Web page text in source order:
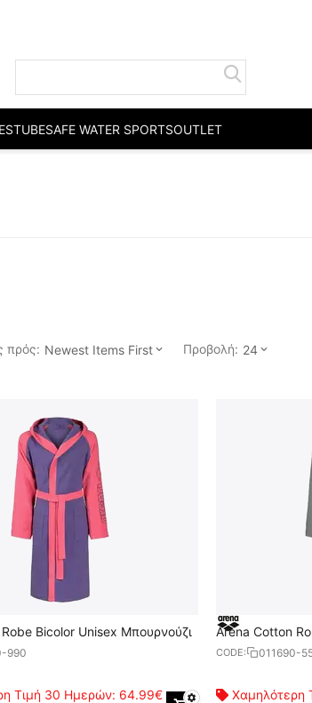
SAFE WATER SPORTSOUTLET
πρός: Newest Items First Προβολή: 24
Bicolor Unisex Μπουρνούζι
990
Τιμή 30 Ημερών: 64.99€
Arena Cotton
CODE: 011690-
Χαμηλότερη